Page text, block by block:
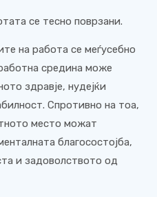
се тесно поврзани.
на работа се меѓусебно
средина може
здравје, нудејќи
Спротивно на тоа,
место можат
благосостојба,
и задоволството од